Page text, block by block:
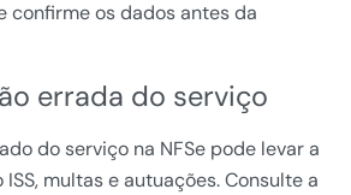
confirme os dados antes da
errada do serviço
do serviço na NFSe pode levar a
multas e autuações. Consulte a